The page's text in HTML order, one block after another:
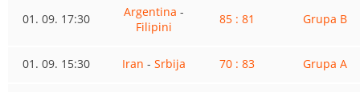
01. 09. 17:30 Argentina -
Filipini
85 : 81 Grupa B
01. 09. 15:30 Iran - Srbija 70 : 83 Grupa A